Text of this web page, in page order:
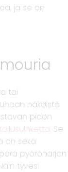
ja se on
tai
näköistä
pidon
. Se
on sekä
pyöröharjan
tyvesi